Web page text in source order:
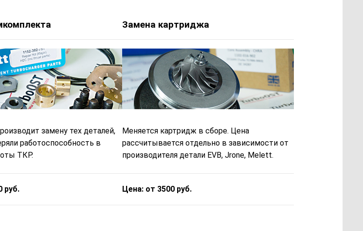
замену тех деталей,
работоспособность в
ТКР.
руб.
Замена картриджа
Меняется картридж в сборе. Цена
рассчитывается отдельно в зависимости от
производителя детали EVB, Jrone, Melett.
Цена: от 3500 руб.